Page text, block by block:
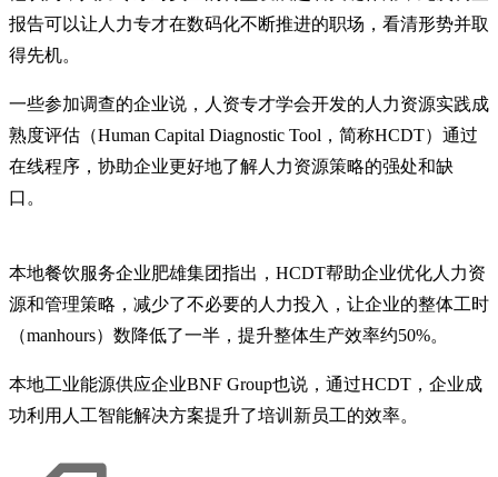
报告可以让人力专才在数码化不断推进的职场，看清形势并取
得先机。
一些参加调查的企业说，人资专才学会开发的人力资源实践成
熟度评估（Human Capital Diagnostic Tool，简称HCDT）通过
在线程序，协助企业更好地了解人力资源策略的强处和缺
口。
本地餐饮服务企业肥雄集团指出，HCDT帮助企业优化人力资
源和管理策略，减少了不必要的人力投入，让企业的整体工时
（manhours）数降低了一半，提升整体生产效率约50%。
本地工业能源供应企业BNF Group也说，通过HCDT，企业成
功利用人工智能解决方案提升了培训新员工的效率。